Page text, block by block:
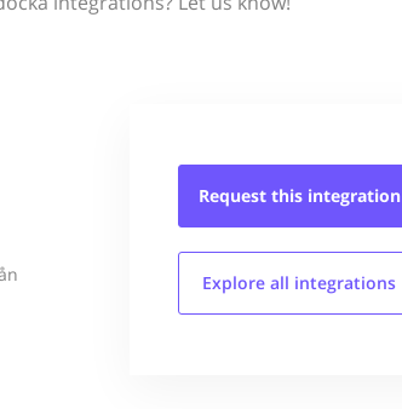
Request this integration
Explore all integrations